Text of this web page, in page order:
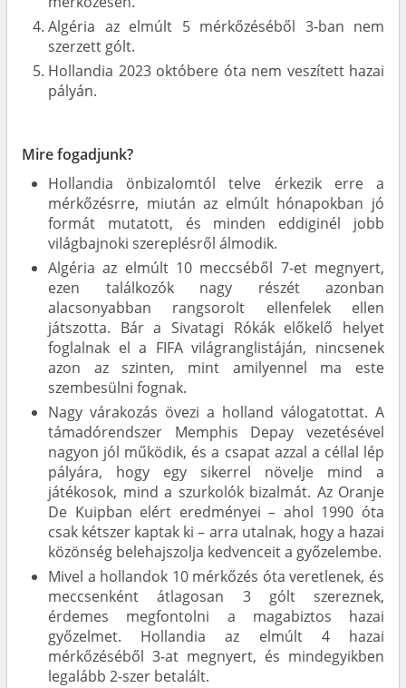
Algéria az elmúlt 5 mérkőzéséből 3-ban nem
szerzett gólt.
Hollandia 2023 októbere óta nem veszített hazai
pályán.
Mire fogadjunk?
Hollandia önbizalomtól telve érkezik erre a
mérkőzésrre, miután az elmúlt hónapokban jó
formát mutatott, és minden eddiginél jobb
világbajnoki szereplésről álmodik.
Algéria az elmúlt 10 meccséből 7-et megnyert,
ezen találkozók nagy részét azonban
alacsonyabban rangsorolt ellenfelek ellen
játszotta. Bár a Sivatagi Rókák előkelő helyet
foglalnak el a FIFA világranglistáján, nincsenek
azon az szinten, mint amilyennel ma este
szembesülni fognak.
Nagy várakozás övezi a holland válogatottat. A
támadórendszer Memphis Depay vezetésével
nagyon jól működik, és a csapat azzal a céllal lép
pályára, hogy egy sikerrel növelje mind a
játékosok, mind a szurkolók bizalmát. Az Oranje
De Kuipban elért eredményei – ahol 1990 óta
csak kétszer kaptak ki – arra utalnak, hogy a hazai
közönség belehajszolja kedvenceit a győzelembe.
Mivel a hollandok 10 mérkőzés óta veretlenek, és
meccsenként átlagosan 3 gólt szereznek,
érdemes megfontolni a magabiztos hazai
győzelmet. Hollandia az elmúlt 4 hazai
mérkőzéséből 3-at megnyert, és mindegyikben
legalább 2-szer betalált.